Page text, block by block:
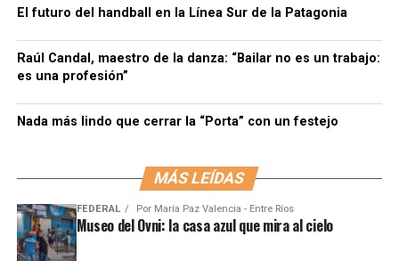
El futuro del handball en la Línea Sur de la Patagonia
Raúl Candal, maestro de la danza: “Bailar no es un trabajo:
es una profesión”
Nada más lindo que cerrar la “Porta” con un festejo
MÁS LEÍDAS
FEDERAL Por María Paz Valencia - Entre Ríos
Museo del Ovni: la casa azul que mira al cielo